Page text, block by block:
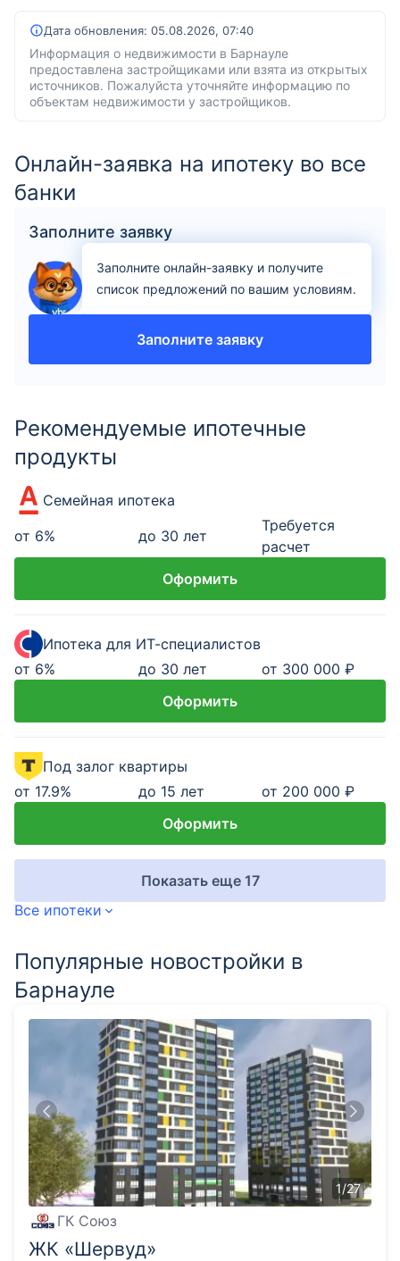
Дата обновления: 05.08.2026, 07:40
Информация о недвижимости в Барнауле
предоставлена застройщиками или взята из открытых
источников. Пожалуйста уточняйте информацию по
объектам недвижимости у застройщиков.
Онлайн-заявка на ипотеку во все
банки
Заполните заявку
Заполните онлайн-заявку и получите
список предложений по вашим условиям.
Заполните заявку
Рекомендуемые ипотечные
продукты
Семейная ипотека
от 6% до 30 лет
Требуется
расчет
Оформить
Ипотека для ИТ-специалистов
от 6% до 30 лет
от 300 000 ₽
Оформить
Под залог квартиры
от 17.9% до 15 лет
от 200 000 ₽
Оформить
Показать еще 17
Все ипотеки
Популярные новостройки в
Барнауле
1/27
ГК Союз
ЖК «Шервуд»